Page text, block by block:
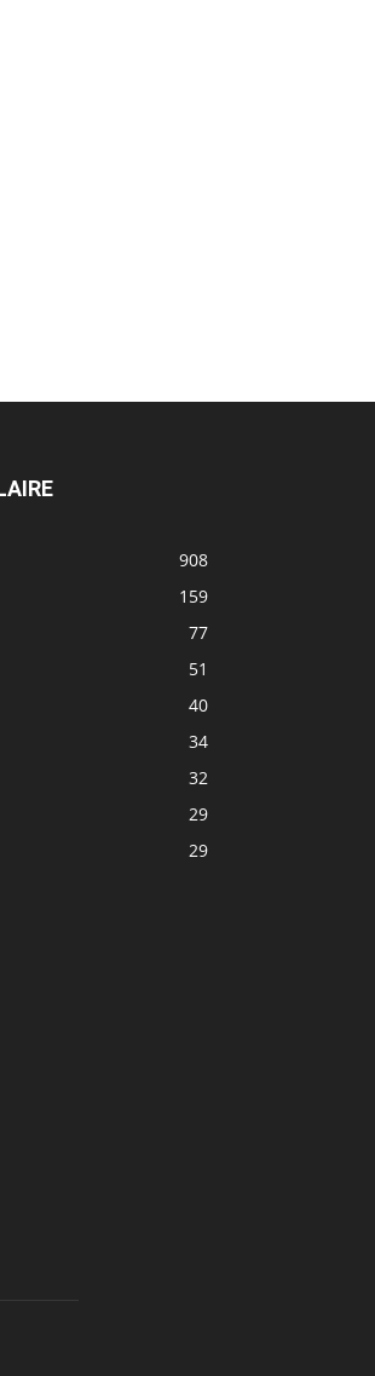
908
159
77
51
40
34
32
29
29